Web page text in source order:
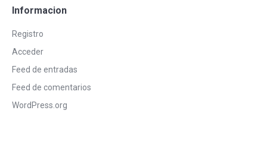
Informacion
Registro
Acceder
Feed de entradas
Feed de comentarios
WordPress.org